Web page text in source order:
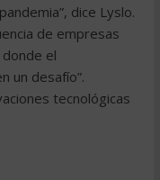
dice Lyslo.
de empresas
el
un desafío”.
tecnológicas